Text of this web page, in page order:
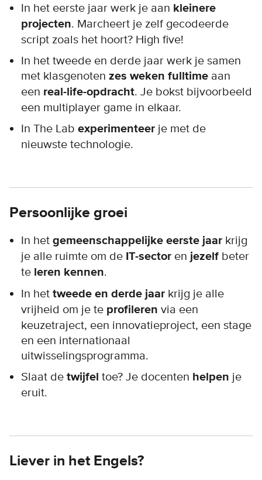
In het eerste jaar werk je aan kleinere
projecten. Marcheert je zelf gecodeerde
script zoals het hoort? High five!
In het tweede en derde jaar werk je samen
met klasgenoten zes weken fulltime aan
een real-life-opdracht. Je bokst bijvoorbeeld
een multiplayer game in elkaar.
In The Lab experimenteer je met de
nieuwste technologie.
Persoonlijke groei
In het gemeenschappelijke eerste jaar krijg
je alle ruimte om de IT-sector en jezelf beter
te leren kennen.
In het tweede en derde jaar krijg je alle
vrijheid om je te profileren via een
keuzetraject, een innovatieproject, een stage
en een internationaal
uitwisselingsprogramma.
Slaat de twijfel toe? Je docenten helpen je
eruit.
Liever in het Engels?